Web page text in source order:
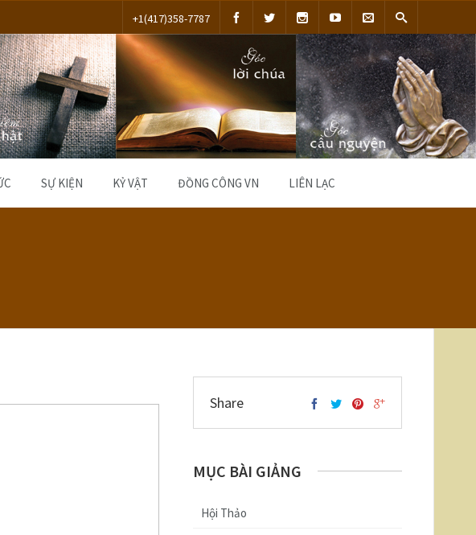
+1(417)358-7787
SỰ KIỆN KỶ VẬT ĐỒNG CÔNG VN LIÊN LẠC
Share
MỤC BÀI GIẢNG
Hội Thảo